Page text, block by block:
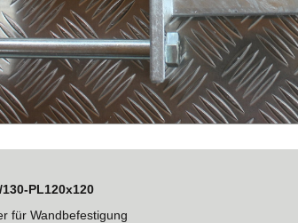
130-PL120x120
für Wandbefestigung